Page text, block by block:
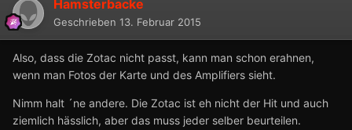
Hamsterbacke
Geschrieben 13. Februar 2015
Also, dass die Zotac nicht passt, kann man schon erahnen,
wenn man Fotos der Karte und des Amplifiers sieht.
Nimm halt ´ne andere. Die Zotac ist eh nicht der Hit und auch
ziemlich hässlich, aber das muss jeder selber beurteilen.